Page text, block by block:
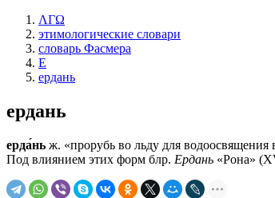
ΛΓΩ
этимологические словари
словарь Фасмера
Е
ердань
ердань
ерда́нь ж. «прорубь во льду для водоосвящения
Под влиянием этих форм блр. Ердань «Рона»